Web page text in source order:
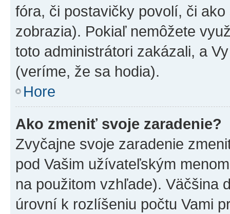
fóra, či postavičky povolí, či
zobrazia). Pokiaľ nemôžete
toto administrátori zakázali, a
(veríme, že sa hodia).
Hore
Ako zmeniť svoje zaradenie?
Zvyčajne svoje zaradenie
pod Vašim užívateľským
na použitom vzhľade). Väčšina
úrovní k rozlíšeniu počtu Vami